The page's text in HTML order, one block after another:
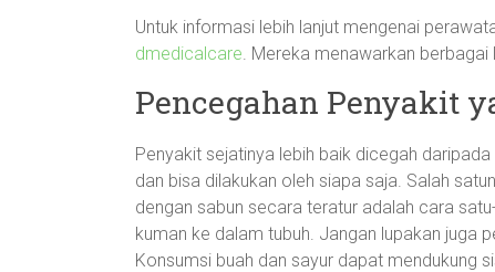
Untuk informasi lebih lanjut mengenai
dmedicalcare. Mereka menawarkan
Pencegahan Penyakit
Penyakit sejatinya lebih baik dicegah
dan bisa dilakukan oleh siapa saja. Salah
dengan sabun secara teratur adalah cara
kuman ke dalam tubuh. Jangan lupakan juga
Konsumsi buah dan sayur dapat mendukung